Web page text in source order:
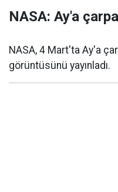
NASA: Ay'a
NASA, 4 Mart'ta Ay'a
görüntüsünü yayınladı.